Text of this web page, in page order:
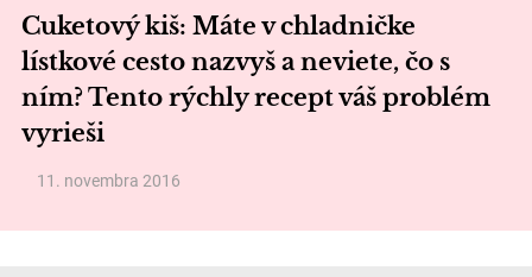
Cuketový kiš: Máte v chladničke
lístkové cesto nazvyš a neviete, čo s
ním? Tento rýchly recept váš problém
vyrieši
11. novembra 2016